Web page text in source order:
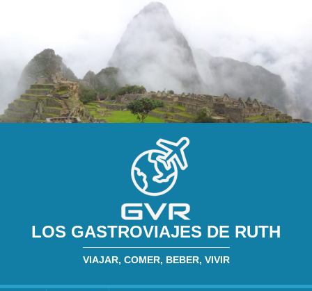
LOS GASTROVIAJES DE RUTH
VIAJAR, COMER, BEBER, VIVIR